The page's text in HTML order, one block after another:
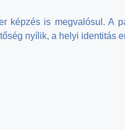
képzés is megvalósul. A
nyílik, a helyi identitás